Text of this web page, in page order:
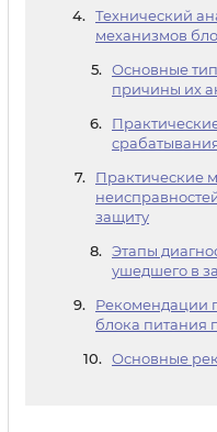
Технический
механизмов
Основные
причины их
Практические
защиту
Этапы
ушедшего в
Рекомендации
блока питания
Основные